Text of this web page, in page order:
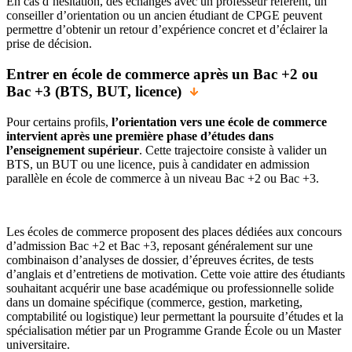
conseiller d’orientation ou un ancien étudiant de CPGE peuvent
permettre d’obtenir un retour d’expérience concret et d’éclairer la
prise de décision.
Entrer en école de commerce après un Bac +2 ou
Bac +3 (BTS, BUT, licence)
Pour certains profils, l’orientation vers une école de commerce
intervient après une première phase d’études dans
l’enseignement supérieur. Cette trajectoire consiste à valider un
BTS, un BUT ou une licence, puis à candidater en admission
parallèle en école de commerce à un niveau Bac +2 ou Bac +3.
Les écoles de commerce proposent des places dédiées aux concours
d’admission Bac +2 et Bac +3, reposant généralement sur une
combinaison d’analyses de dossier, d’épreuves écrites, de tests
d’anglais et d’entretiens de motivation. Cette voie attire des étudiants
souhaitant acquérir une base académique ou professionnelle solide
dans un domaine spécifique (commerce, gestion, marketing,
comptabilité ou logistique) leur permettant la poursuite d’études et la
spécialisation métier par un Programme Grande École ou un Master
universitaire.